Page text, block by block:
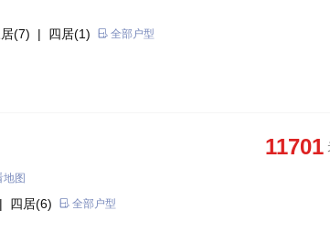
(7) | 四居(1) 全部户型
11701
地图
| 四居(6) 全部户型